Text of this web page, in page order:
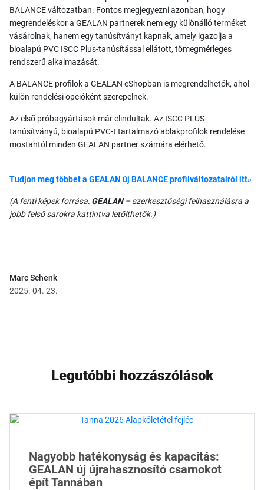
BALANCE változatban. Fontos megjegyezni azonban, hogy
megrendeléskor a GEALAN partnerek nem egy különálló terméket
vásárolnak, hanem egy tanúsítványt kapnak, amely igazolja a
bioalapú PVC ISCC Plus-tanúsítással ellátott, tömegmérleges
rendszerű alkalmazását.
A BALANCE profilok a GEALAN eShopban is megrendelhetők, ahol
külön rendelési opcióként szerepelnek.
Az első próbagyártások már elindultak. Az ISCC PLUS
tanúsítványú, bioalapú PVC-t tartalmazó ablakprofilok rendelése
mostantól minden GEALAN partner számára elérhető.
Tudjon meg többet a GEALAN új BALANCE profilváltozatairól itt»
(A fenti képek forrása:GEALAN– szerkesztőségi felhasználásra a
jobb felső sarokra kattintva letölthetők.)
Marc Schenk
2025. 04. 23.
Legutóbbi hozzászólások
Nagyobb hatékonyság és kapacitás:
GEALAN új újrahasznosító csarnokot
épít Tannában